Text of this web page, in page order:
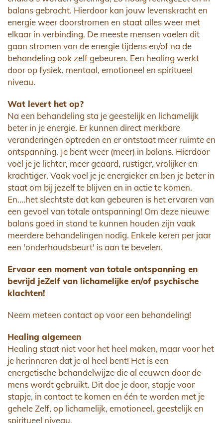
balans gebracht. Hierdoor kan jouw levenskracht en
energie weer doorstromen en staat alles weer met
elkaar in verbinding. De meeste mensen voelen dit
gaan stromen van de energie tijdens en/of na de
behandeling ook zelf gebeuren. Een healing werkt
door op fysiek, mentaal, emotioneel en spiritueel
niveau.
Wat levert het op?
Na een behandeling sta je geestelijk en lichamelijk
beter in je energie. Er kunnen direct merkbare
veranderingen optreden en er ontstaat meer ruimte en
ontspanning. Je bent weer (meer) in balans. Hierdoor
voel je je lichter, meer geaard, rustiger, vrolijker en
krachtiger. Vaak voel je je energieker en ben je beter in
staat om bij jezelf te blijven en in actie te komen.
En....het slechtste dat kan gebeuren is het ervaren van
een gevoel van totale ontspanning! Om deze nieuwe
balans goed in stand te kunnen houden zijn vaak
meerdere behandelingen nodig. Enkele keren per jaar
een 'onderhoudsbeurt' is aan te bevelen.
Ervaar een moment van totale ontspanning en
bevrijd jeZelf van lichamelijke en/of psychische
klachten!
Neem meteen contact op voor een behandeling!
Healing algemeen
Healing staat niet voor het heel maken, maar voor het
je herinneren dat je al heel bent! Het is een
energetische behandelwijze die al eeuwen door de
mens wordt gebruikt. Dit doe je door, stapje voor
stapje, in contact te komen en één te worden met je
gehele Zelf, op lichamelijk, emotioneel, geestelijk en
spiritueel niveau.